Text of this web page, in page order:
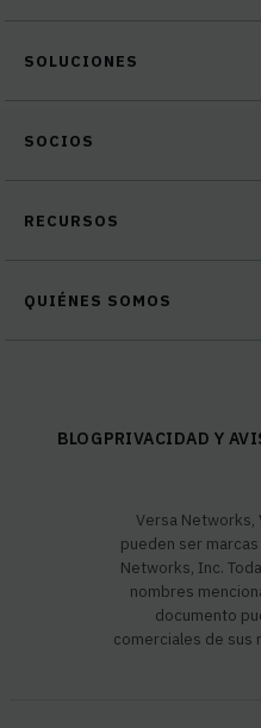
SOLUCIONES
SOCIOS
RECURSOS
QUIÉNES SOMOS
BLOGPRIVACIDAD Y
Versa Networks,
pueden ser
Networks, Inc.
nombres
documento
comerciales de sus